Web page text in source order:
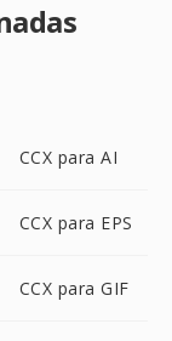
CCX para AI
CCX para EPS
CCX para GIF